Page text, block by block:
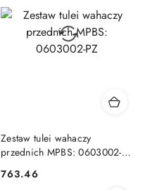
Zestaw tulei wahaczy
przednich MPBS: 0603002-
Cena:
763.46